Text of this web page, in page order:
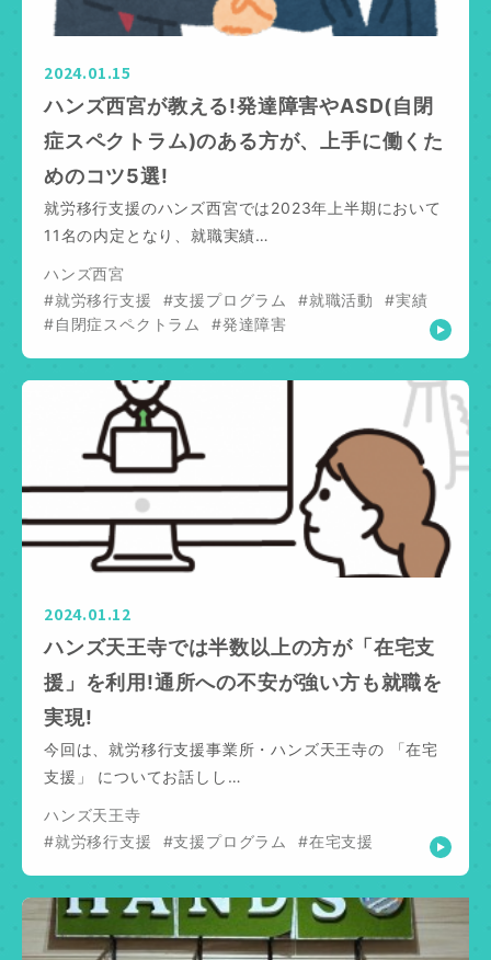
2024.01.15
ハンズ西宮が教える!発達障害やASD(自閉
症スペクトラム)のある方が、上手に働くた
めのコツ5選!
就労移行支援のハンズ西宮では2023年上半期において
11名の内定となり、就職実績…
ハンズ西宮
#就労移行支援
#支援プログラム #就職活動
#実績
#自閉症スペクトラム
#発達障害
2024.01.12
ハンズ天王寺では半数以上の方が「在宅支
援」を利用!通所への不安が強い方も就職を
実現!
今回は、就労移行支援事業所・ハンズ天王寺の 「在宅
支援」 についてお話しし…
ハンズ天王寺
#就労移行支援
#支援プログラム #在宅支援